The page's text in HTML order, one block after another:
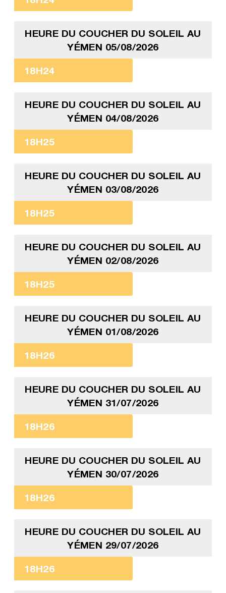
HEURE DU COUCHER DU SOLEIL AU
YÉMEN 05/08/2026
18H24
HEURE DU COUCHER DU SOLEIL AU
YÉMEN 04/08/2026
18H25
HEURE DU COUCHER DU SOLEIL AU
YÉMEN 03/08/2026
18H25
HEURE DU COUCHER DU SOLEIL AU
YÉMEN 02/08/2026
18H25
HEURE DU COUCHER DU SOLEIL AU
YÉMEN 01/08/2026
18H26
HEURE DU COUCHER DU SOLEIL AU
YÉMEN 31/07/2026
18H26
HEURE DU COUCHER DU SOLEIL AU
YÉMEN 30/07/2026
18H26
HEURE DU COUCHER DU SOLEIL AU
YÉMEN 29/07/2026
18H26